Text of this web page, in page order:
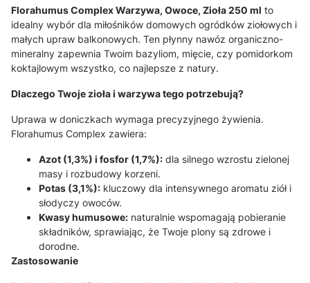
Florahumus Complex Warzywa, Owoce, Zioła 250 ml to
idealny wybór dla miłośników domowych ogródków ziołowych i
małych upraw balkonowych. Ten płynny nawóz organiczno-
mineralny zapewnia Twoim bazyliom, mięcie, czy pomidorkom
koktajlowym wszystko, co najlepsze z natury.
Dlaczego Twoje zioła i warzywa tego potrzebują?
Uprawa w doniczkach wymaga precyzyjnego żywienia.
Florahumus Complex zawiera:
Azot (1,3%) i fosfor (1,7%): dla silnego wzrostu zielonej
masy i rozbudowy korzeni.
Potas (3,1%): kluczowy dla intensywnego aromatu ziół i
słodyczy owoców.
Kwasy humusowe: naturalnie wspomagają pobieranie
składników, sprawiając, że Twoje plony są zdrowe i
dorodne.
Zastosowanie